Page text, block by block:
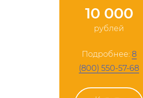
10 000
рублей
Подробнее: 8
(800) 550-57-68